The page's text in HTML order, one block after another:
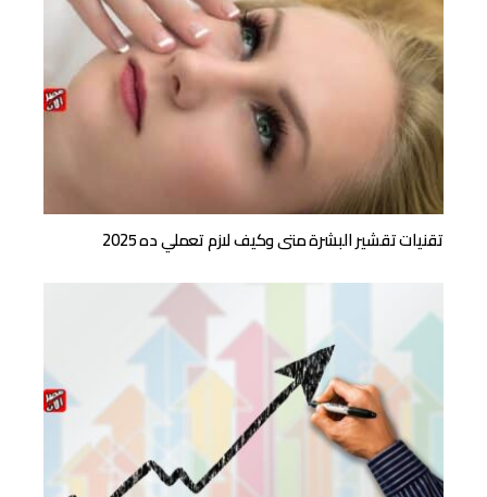
تقنيات تقشير البشرة متى وكيف لازم تعملي ده 2025